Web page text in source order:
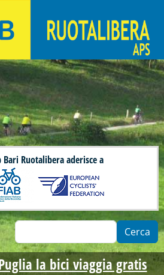
di ciclisti urbani
Bari Ruotalibera aderisce a
Cerca
la bici viaggia gratis